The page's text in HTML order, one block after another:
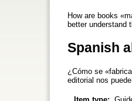
How are books
better understand
Spanish
¿Cómo se
editorial nos